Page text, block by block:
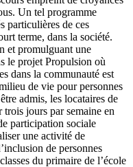
Un tel programme
particulières de ces
terme, dans la société.
et promulguant une
le projet Propulsion où
dans la communauté est
de vie pour personnes
admis, les locataires de
jours par semaine en
participation sociale
une activité de
de personnes
du primaire de l’école